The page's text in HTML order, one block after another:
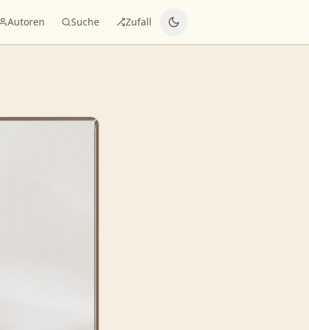
Autoren Suche Zufall